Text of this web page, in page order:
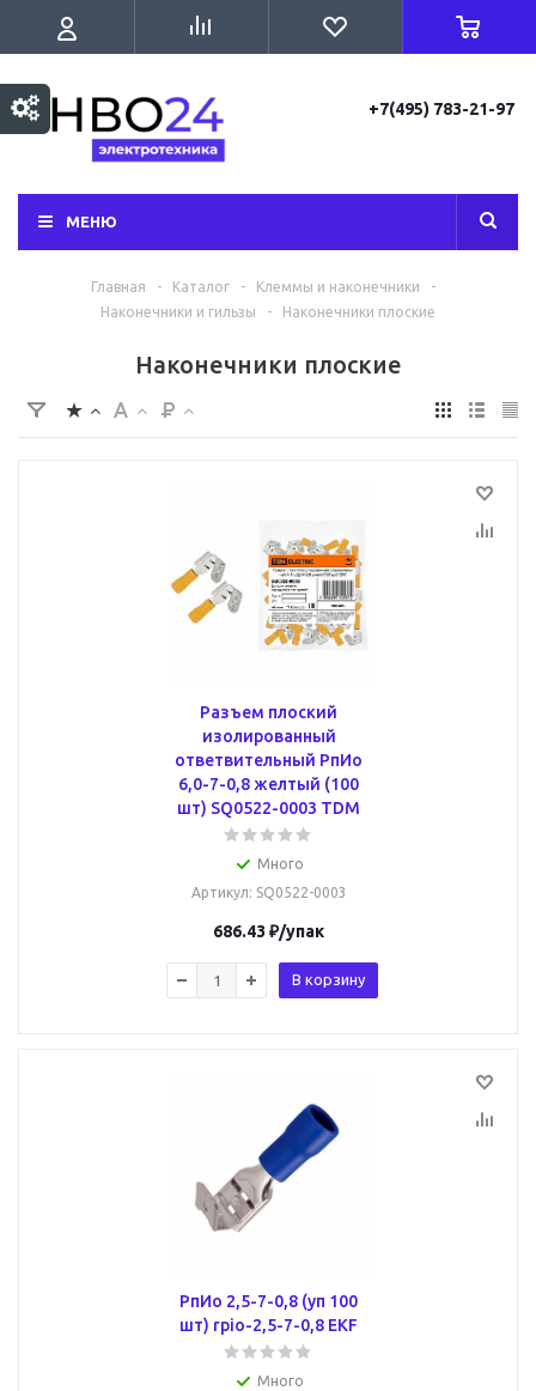
+7(495) 783-21-97
МЕНЮ
Главная - Каталог - Клеммы и наконечники
-
Наконечники и гильзы
- Наконечники плоские
Наконечники плоские
Разъем плоский
изолированный
ответвительный РпИо
6,0-7-0,8 желтый (100
шт) SQ0522-0003 TDM
Много
Артикул: SQ0522-0003
686.43 ₽/упак
В корзину
РпИо 2,5-7-0,8 (уп 100
шт) rpio-2,5-7-0,8 EKF
Много